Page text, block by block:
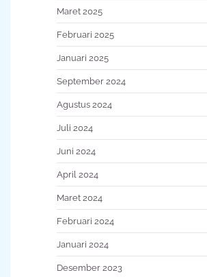
Maret 2025
Februari 2025
Januari 2025
September 2024
Agustus 2024
Juli 2024
Juni 2024
April 2024
Maret 2024
Februari 2024
Januari 2024
Desember 2023